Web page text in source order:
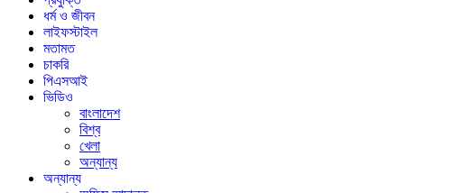
ধর্ম ও জীবন
লাইফস্টাইল
মতামত
চাকরি
পিএসআই
ভিডিও
বাংলাদেশ
বিশ্ব
খেলা
অন্যান্য
অন্যান্য